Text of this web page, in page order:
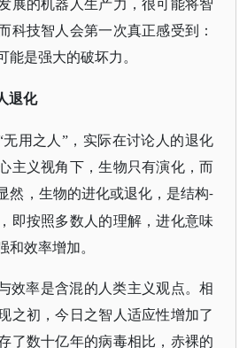
展的机器人生产力，很可能将智
科技智人会第一次真正感受到：
能是强大的破坏力。
退化
无用之人”，实际在讨论人的退化
主义视角下，生物只有演化，而
然，生物的进化或退化，是结构-
即按照多数人的理解，进化意味
和效率增加。
效率是含混的人类主义观点。相
之初，今日之智人适应性增加了
了数十亿年的病毒相比，赤裸的